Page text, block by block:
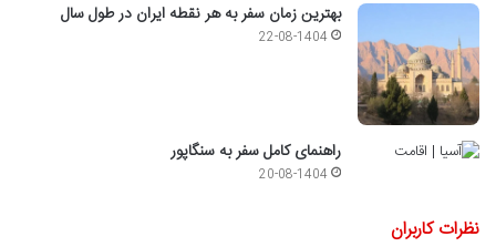
بهترین زمان سفر به هر نقطه ایران در طول سال
22-08-1404
راهنمای کامل سفر به سنگاپور
20-08-1404
نظرات کاربران